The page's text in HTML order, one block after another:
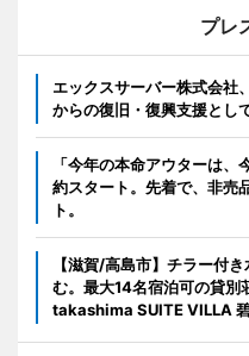
プレ
エックスサーバー株式会社
からの復旧・復興支援とし
「今年の本命アウターは
約スタート。先着で、非売
ト。
【滋賀/高島市】チラー付
む。最大14名宿泊可の貸
takashima SUITE VILLA